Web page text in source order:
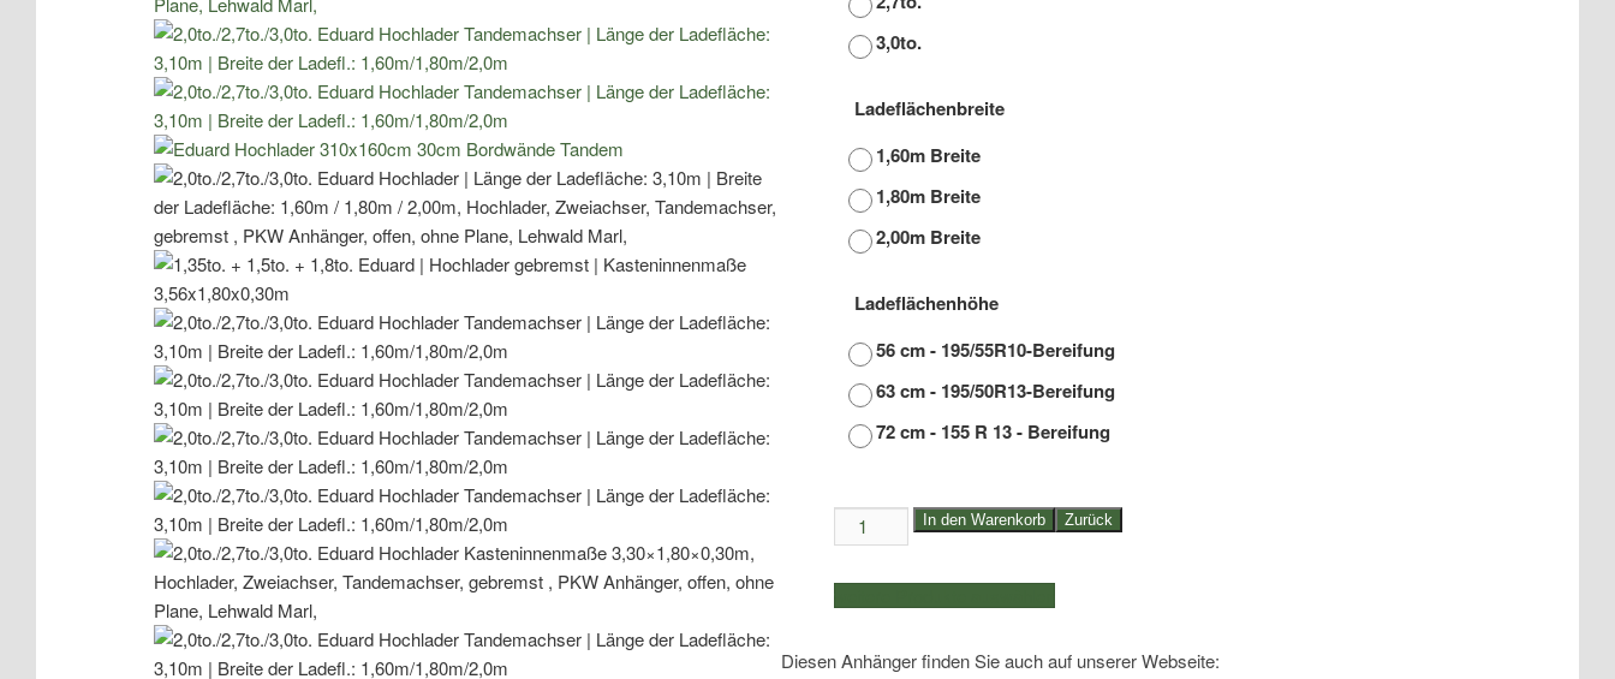
3,0to.
Ladeflächenbreite
1,60m Breite
1,80m Breite
2,00m Breite
Ladeflächenhöhe
56 cm - 195/55R10-Bereifung
63 cm - 195/50R13-Bereifung
72 cm - 155 R 13 - Bereifung
2,0to./2,7to./3,0to.
Eduard
Hochlader
Tandemachser
Länge
In den Warenkorb Zurück
Diesen Anhänger finden Sie auch auf unserer Webseite: